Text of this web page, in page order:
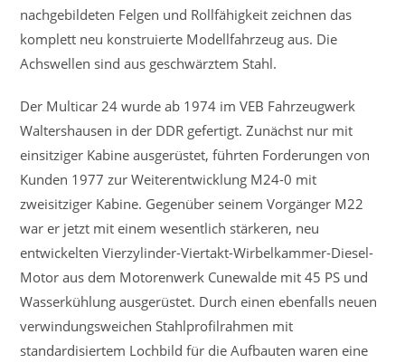
nachgebildeten Felgen und Rollfähigkeit zeichnen das
komplett neu konstruierte Modellfahrzeug aus. Die
Achswellen sind aus geschwärztem Stahl.
Der Multicar 24 wurde ab 1974 im VEB Fahrzeugwerk
Waltershausen in der DDR gefertigt. Zunächst nur mit
einsitziger Kabine ausgerüstet, führten Forderungen von
Kunden 1977 zur Weiterentwicklung M24-0 mit
zweisitziger Kabine. Gegenüber seinem Vorgänger M22
war er jetzt mit einem wesentlich stärkeren, neu
entwickelten Vierzylinder-Viertakt-Wirbelkammer-Diesel-
Motor aus dem Motorenwerk Cunewalde mit 45 PS und
Wasserkühlung ausgerüstet. Durch einen ebenfalls neuen
verwindungsweichen Stahlprofilrahmen mit
standardisiertem Lochbild für die Aufbauten waren eine